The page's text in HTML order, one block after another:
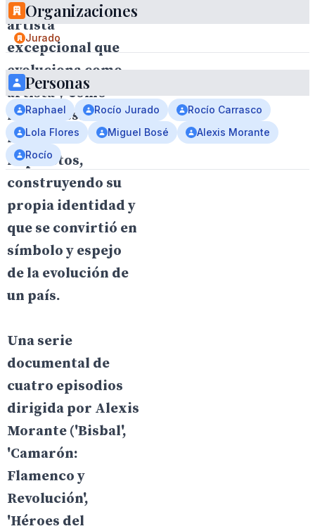
artista
excepcional que
evoluciona como
artista y como
mujer, desafiando
los límites
impuestos,
construyendo su
propia identidad y
que se convirtió en
símbolo y espejo
de la evolución de
un país.
Una serie
documental de
cuatro episodios
dirigida por Alexis
Morante ('Bisbal',
'Camarón:
Flamenco y
Revolución',
'Héroes del
Organizaciones
Jurado
Personas
Raphael Rocío Jurado
Rocío Carrasco
Lola Flores
Miguel Bosé
Alexis Morante
Rocío